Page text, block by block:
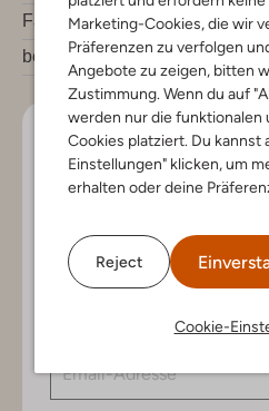
Marketing-Cookies, die wir
Präferenzen zu verfolgen
Angebote zu zeigen, bitten
Zustimmung. Wenn du auf
werden nur die funktionalen
Cookies platziert. Du kannst
Einstellungen" klicken, um
erhalten oder deine
Reject
Cookie-
Fashion News
bei Omoda
Lass uns in
Bleib auf dem Laufenden mit
Newsletter und gewinne
Wert von €150.